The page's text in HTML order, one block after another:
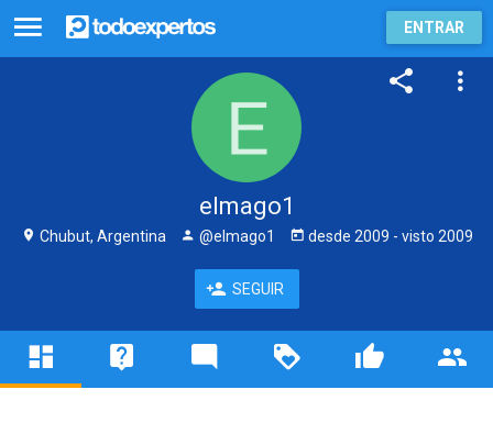
ENTRAR
elmago1
Chubut, Argentina @elmago1 desde 2009 - visto 2009
SEGUIR